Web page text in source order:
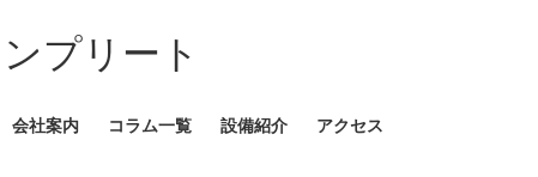
プリート
会社案内 コラム一覧 設備紹介 アクセス